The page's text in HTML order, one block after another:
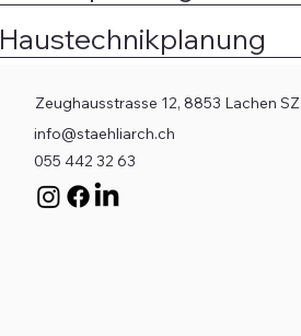
Haustechnikplanung
Zeughausstrasse 12, 8853 Lachen SZ
info@staehliarch.ch
055 442 32 63